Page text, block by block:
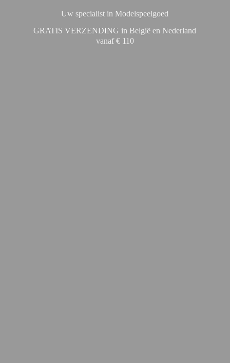
Uw specialist in Modelspeelgoed
GRATIS VERZENDING in België en Nederland
vanaf € 110